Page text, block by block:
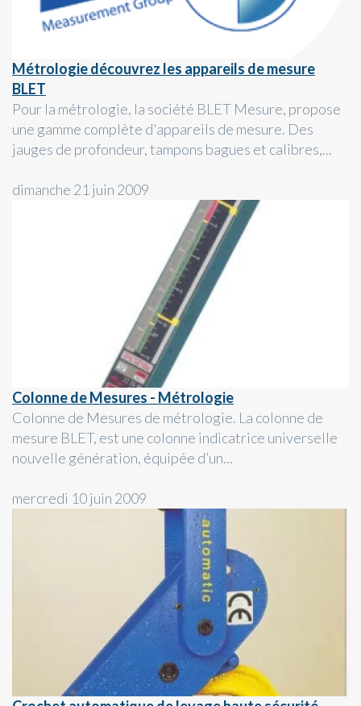
Métrologie découvrez les appareils de mesure
BLET
Pour la métrologie, la société BLET Mesure, propose
une gamme complète d'appareils de mesure. Des
jauges de profondeur, tampons bagues et calibres,...
dimanche 21 juin 2009
Colonne de Mesures - Métrologie
Colonne de Mesures de métrologie. La colonne de
mesure BLET, est une colonne indicatrice universelle
nouvelle génération, équipée d’un...
mercredi 10 juin 2009